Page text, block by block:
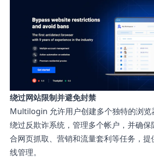
绕过网站限制并避免封禁
Multilogin 允许用户创建多个独特的浏览
绕过反欺诈系统，管理多个帐户，并确
合网页抓取、营销和流量套利等任务，提
线管理。